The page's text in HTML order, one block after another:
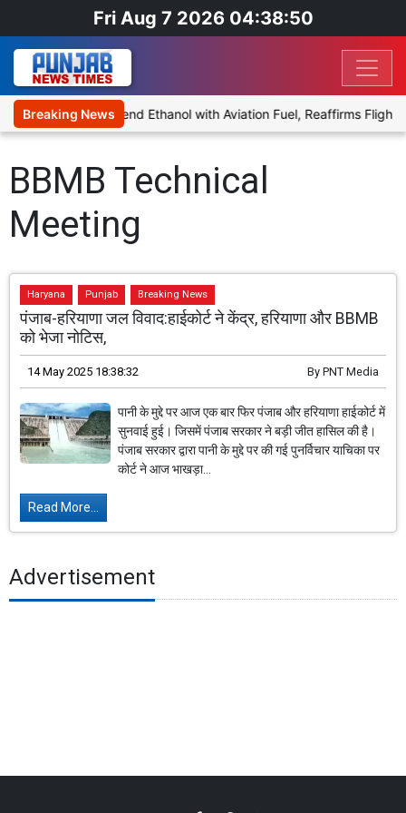
Fri Aug 7 2026 04:38:50
Breaking News
Proposal to Blend Ethanol with Aviation Fuel, Reaffirms Flight
BBMB Technical
Meeting
Haryana Punjab Breaking News
पंजाब-हरियाणा जल विवाद:हाईकोर्ट ने केंद्र, हरियाणा और BBMB
को भेजा नोटिस,
14 May 2025 18:38:32 By PNT Media
पानी के मुद्दे पर आज एक बार फिर पंजाब और हरियाणा हाईकोर्ट में
सुनवाई हुई। जिसमें पंजाब सरकार ने बड़ी जीत हासिल की है।
पंजाब सरकार द्वारा पानी के मुद्दे पर की गई पुनर्विचार याचिका पर
कोर्ट ने आज भाखड़ा...
Read More...
Advertisement